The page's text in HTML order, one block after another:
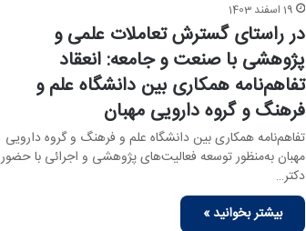
19 اسفند 1403
در راستای گسترش تعاملات علمی و
پژوهشی با صنعت و جامعه: انعقاد
تفاهم‌نامه همکاری بین دانشگاه علم و
فرهنگ و گروه دارویی مهبان
تفاهم‌نامه همکاری بین دانشگاه علم و فرهنگ و گروه دارویی
مهبان به‌منظور توسعه فعالیت‌های پژوهشی و اجرائی با حضور
دکتر…
بیشتر بخوانید »